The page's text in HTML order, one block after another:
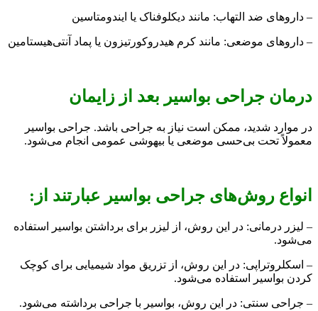
– داروهای ضد التهاب: مانند دیکلوفناک یا ایندومتاسین
– داروهای موضعی: مانند کرم هیدروکورتیزون یا پماد آنتی‌هیستامین
درمان جراحی بواسیر بعد از زایمان
در موارد شدید، ممکن است نیاز به جراحی باشد. جراحی بواسیر
معمولاً تحت بی‌حسی موضعی یا بیهوشی عمومی انجام می‌شود.
انواع روش‌های جراحی بواسیر عبارتند از:
– لیزر درمانی: در این روش، از لیزر برای برداشتن بواسیر استفاده
می‌شود.
– اسکلروتراپی: در این روش، از تزریق مواد شیمیایی برای کوچک
کردن بواسیر استفاده می‌شود.
– جراحی سنتی: در این روش، بواسیر با جراحی برداشته می‌شود.